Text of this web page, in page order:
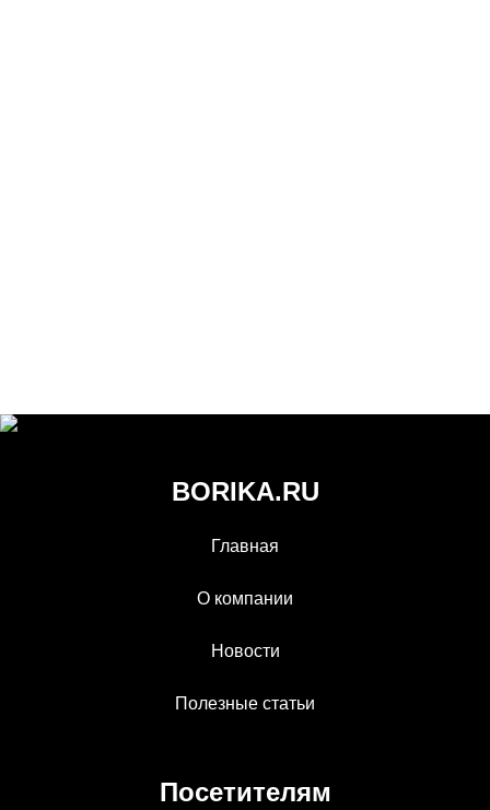
BORIKA.RU
Главная
О компании
Новости
Полезные статьи
Посетителям